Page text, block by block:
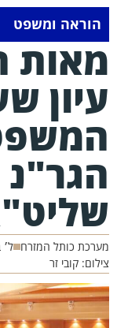
הוראה ומשפט
כותל המזרח ל׳ בשבט
קובי זר